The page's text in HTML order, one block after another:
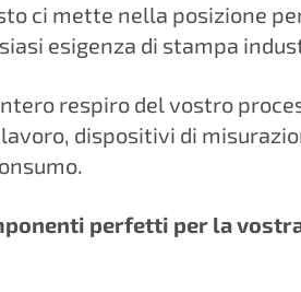
ci mette nella posizione
esigenza di stampa
respiro del vostro
dispositivi di
perfetti per la